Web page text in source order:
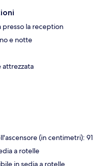
presso la reception
e notte
attrezzata
(in centimetri): 91
a rotelle
in sedia a rotelle